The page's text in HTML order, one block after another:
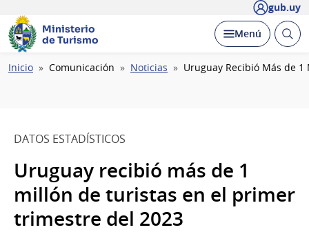
gub.uy
Ministerio
de Turismo
Desplegar
Menú Abrir
Ruta
Inicio Comunicación Noticias Uruguay Recibió Más de
DATOS ESTADÍSTICOS
Uruguay recibió más de 1
millón de turistas en el primer
trimestre del 2023